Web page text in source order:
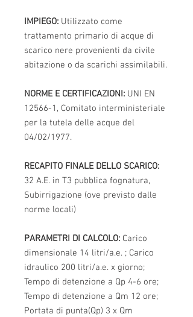
IMPIEGO: Utilizzato come
trattamento primario di acque di
scarico nere provenienti da civile
abitazione o da scarichi assimilabili.
NORME E CERTIFICAZIONI: UNI EN
12566-1, Comitato interministeriale
per la tutela delle acque del
04/02/1977.
RECAPITO FINALE DELLO SCARICO:
32 A.E. in T3 pubblica fognatura,
Subirrigazione (ove previsto dalle
norme locali)
PARAMETRI DI CALCOLO: Carico
dimensionale 14 litri/a.e. ; Carico
idraulico 200 litri/a.e. x giorno;
Tempo di detenzione a Qp 4-6 ore;
Tempo di detenzione a Qm 12 ore;
Portata di punta(Qp) 3 x Qm